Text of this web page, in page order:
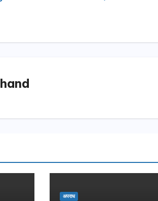
अपराध
से जुड़ी 12
ग्रीनफील्ड
AUGUST 6,